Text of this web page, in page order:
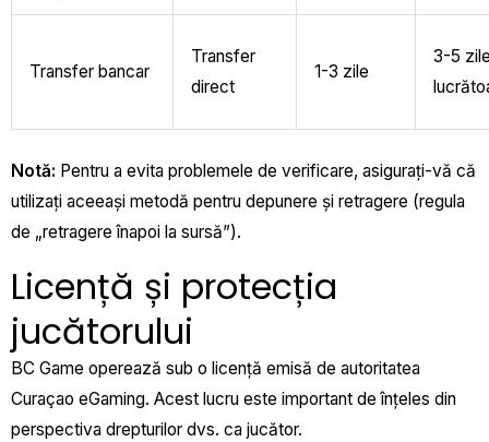
Transfer bancar
Transfer
direct
1-3 zile
3-5
Notă: Pentru a evita problemele de verificare, asigurați-vă că
utilizați aceeași metodă pentru depunere și retragere (regula
de „retragere înapoi la sursă”).
Licență și protecția
jucătorului
BC Game operează sub o licență emisă de autoritatea
Curaçao eGaming. Acest lucru este important de înțeles din
perspectiva drepturilor dvs. ca jucător.